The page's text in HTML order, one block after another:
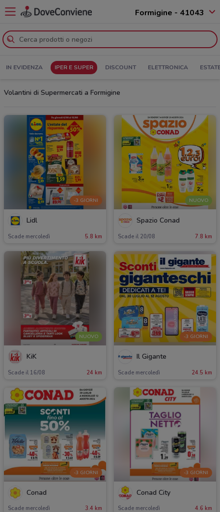
Formigine - 41043
IN EVIDENZA IPER E SUPER DISCOUNT ELETTRONICA
Volantini di Supermercati a Formigine
-3 GIORNI
Lidl
Scade mercoledì 5.8 km
NUOVO
Spazio Conad
Scade il 20/08 7.8 km
NUOVO
KiK
Scade il 16/08 24 km
-3 GIORNI
Il Gigante
Scade mercoledì 24.5 km
-3 GIORNI
Conad
Scade mercoledì 3.4 km
-3 GIORNI
Conad City
Scade mercoledì 4.6 km